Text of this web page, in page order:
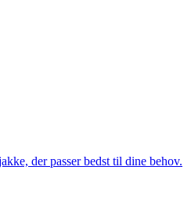
der passer bedst til dine behov.